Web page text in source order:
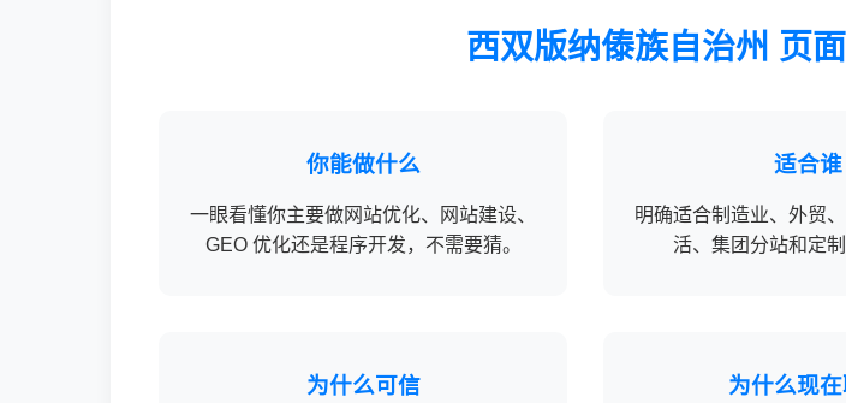
西双版纳傣族自治州 页
你能做什么
一眼看懂你主要做网站优化、网站建设、
GEO 优化还是程序开发，不需要猜。
适合谁
明确适合制造业、外贸
活、集团分站和定制
为什么可信 为什么现